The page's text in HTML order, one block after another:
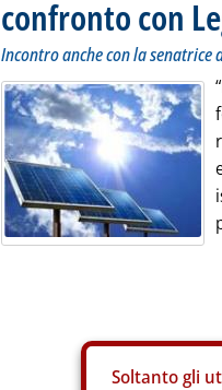
confronto con
Incontro anche con la senatrice
Soltanto gli